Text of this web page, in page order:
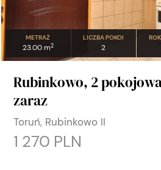
METRAŻ
23.00 m2
LICZBA POKOI
2
Rubinkowo, 2
zaraz
Toruń, Rubinkowo II
1 270 PLN